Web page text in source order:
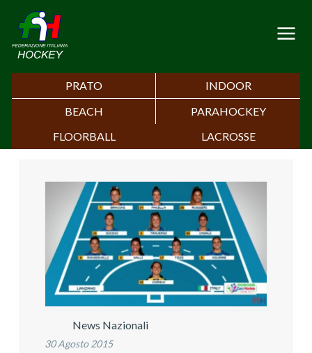
PRATO
INDOOR
BEACH
PARAHOCKEY
FLOORBALL
LACROSSE
News Nazionali
30 Agosto 2015